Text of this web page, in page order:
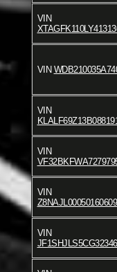
VIN
VIN
VIN
VIN
VIN
Z8NAJL00050160609
VIN